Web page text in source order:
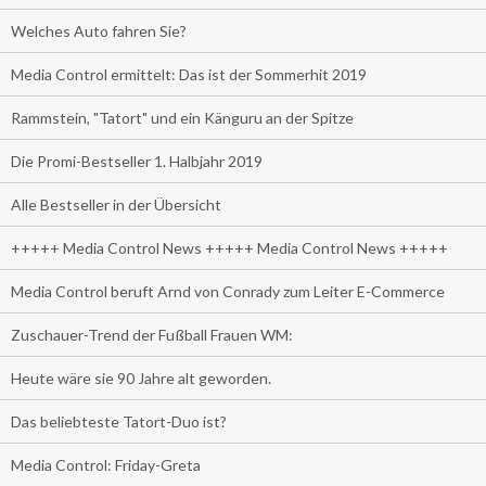
Welches Auto fahren Sie?
Media Control ermittelt: Das ist der Sommerhit 2019
Rammstein, "Tatort" und ein Känguru an der Spitze
Die Promi-Bestseller 1. Halbjahr 2019
Alle Bestseller in der Übersicht
+++++ Media Control News +++++ Media Control News +++++
Media Control beruft Arnd von Conrady zum Leiter E-Commerce
Zuschauer-Trend der Fußball Frauen WM:
Heute wäre sie 90 Jahre alt geworden.
Das beliebteste Tatort-Duo ist?
Media Control: Friday-Greta